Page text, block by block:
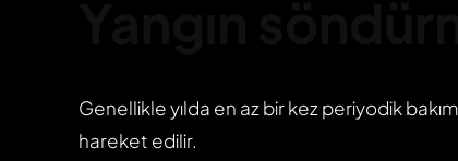
Genellikle yılda en az bir kez periyodik
hareket edilir.